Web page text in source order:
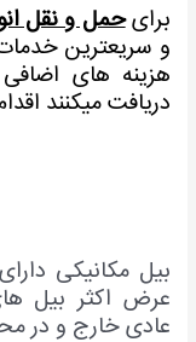
برایحمل و نقل
و سریعترین
هزینه های
دریافت میکنند
بیل مکانیکی
عرض اکثر بیل
عادی خارج و در